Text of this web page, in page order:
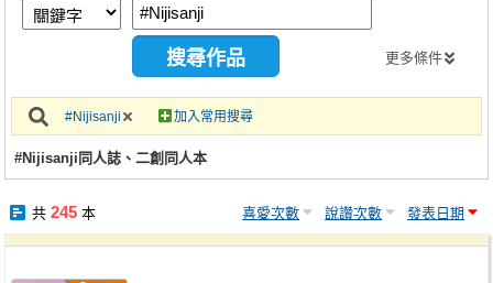
攤位轉讓區
會員中心
註冊會員
更多條件
#Nijisanji 加入常用搜尋
#Nijisanji同人誌、二創同人本
共 245本 喜愛次數 說讚次數 發表日期